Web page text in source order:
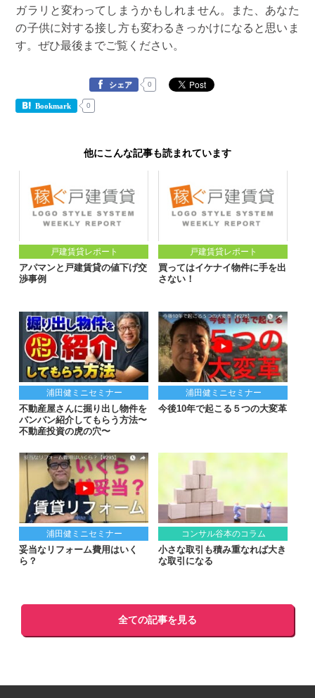
ガラリと変わってしまうかもしれません。また、あなた
の子供に対する接し方も変わるきっかけになると思いま
す。ぜひ最後までご覧ください。
シェア 0
Bookmark 0
他にこんな記事も読まれています
戸建賃貸レポート
アパマンと戸建賃貸の値下げ交
渉事例
戸建賃貸レポート
買ってはイケナイ物件に手を出
さない！
浦田健ミニセミナー
不動産屋さんに掘り出し物件を
バンバン紹介してもらう方法〜
不動産投資の虎の穴〜
浦田健ミニセミナー
今後10年で起こる５つの大変革
浦田健ミニセミナー
妥当なリフォーム費用はいく
ら？
コンサル谷本のコラム
小さな取引も積み重なれば大き
な取引になる
全ての記事を見る